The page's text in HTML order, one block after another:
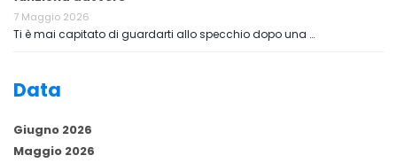
7 Maggio 2026
Ti è mai capitato di guardarti allo specchio dopo una …
Data
Giugno 2026
Maggio 2026